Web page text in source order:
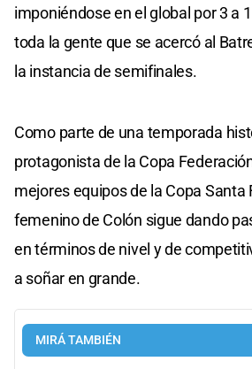
imponiéndose en el global por 3 a
toda la gente que se acercó al
la instancia de semifinales.
Como parte de una temporada
protagonista de la Copa
mejores equipos de la Copa Santa
femenino de Colón sigue dando
en términos de nivel y de
a soñar en grande.
MIRÁ TAMBIÉN